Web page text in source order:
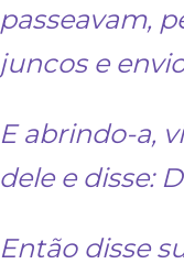
passeavam,
juncos e
E abrindo-a,
dele e disse:
Então disse